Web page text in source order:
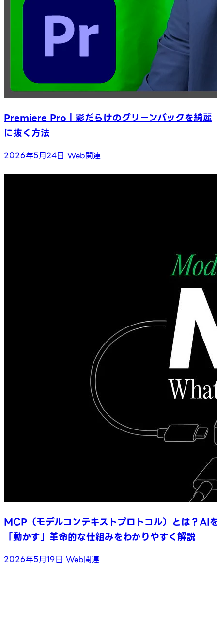
Premiere Pro｜影だらけのグリーンバックを綺麗
に抜く方法
2026年5月24日 Web関連
MCP（モデルコンテキストプロトコル）とは？AI
「動かす」革命的な仕組みをわかりやすく解説
2026年5月19日 Web関連